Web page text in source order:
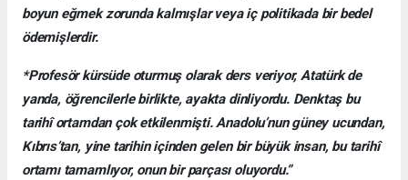
boyun eğmek zorunda kalmışlar veya iç politikada bir bedel
ödemişlerdir.
*Profesör kürsüde oturmuş olarak ders veriyor, Atatürk de
yanda, öğrencilerle birlikte, ayakta dinliyordu. Denktaş bu
tarihî ortamdan çok etkilenmişti. Anadolu’nun güney ucundan,
Kıbrıs’tan, yine tarihin içinden gelen bir büyük insan, bu tarihî
ortamı tamamlıyor, onun bir parçası oluyordu.”